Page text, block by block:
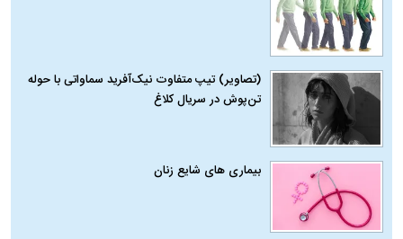
(تصاویر) تیپ متفاوت نیک‌آفرید سماواتی با حوله
تن‌پوش در سریال کلاغ
بیماری‌ های شایع زنان